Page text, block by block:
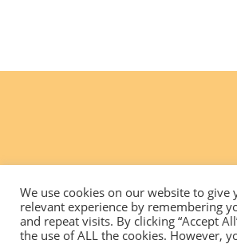
We use cookies on our website to give
relevant experience by remembering
and repeat visits. By clicking “Accept
the use of ALL the cookies. However,